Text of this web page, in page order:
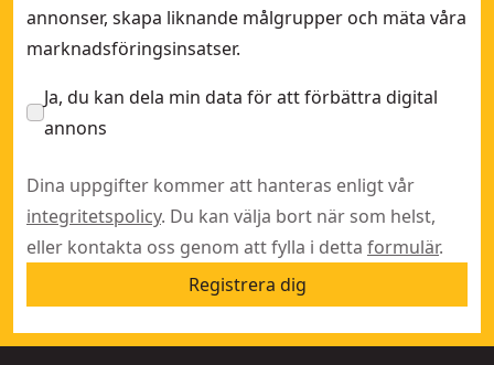
annonser, skapa liknande målgrupper och mäta våra
marknadsföringsinsatser.
Ja, du kan dela min data för att förbättra digital
annons
Dina uppgifter kommer att hanteras enligt vår
integritetspolicy. Du kan välja bort när som helst,
eller kontakta oss genom att fylla i detta formulär.
Registrera dig